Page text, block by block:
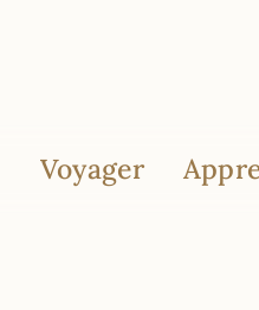
Voyager